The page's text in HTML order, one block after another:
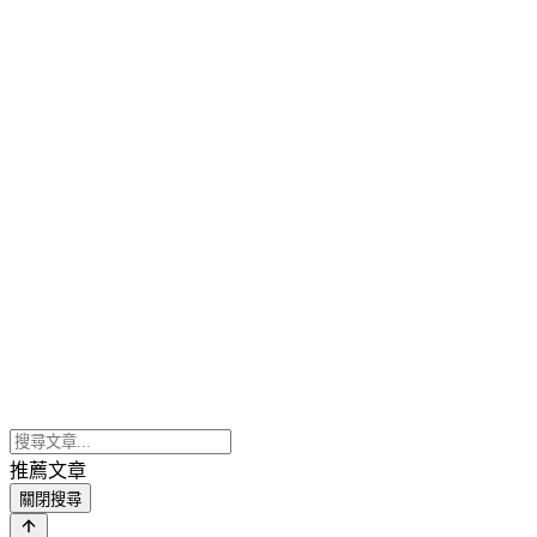
推薦文章
關閉搜尋